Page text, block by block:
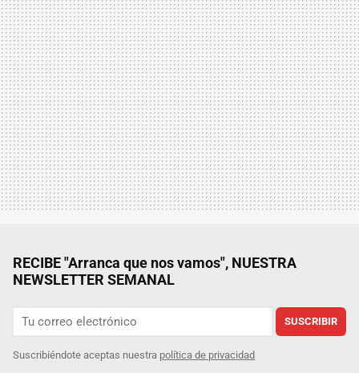
RECIBE "Arranca que nos vamos", NUESTRA
NEWSLETTER SEMANAL
SUSCRIBIR
Suscribiéndote aceptas nuestra política de privacidad